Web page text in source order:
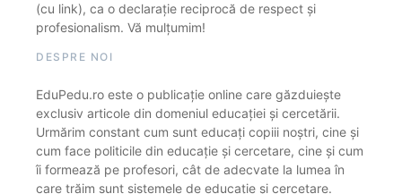
(cu link), ca o declarație reciprocă de respect și
profesionalism. Vă mulțumim!
DESPRE NOI
EduPedu.ro este o publicație online care găzduiește
exclusiv articole din domeniul educației și cercetării.
Urmărim constant cum sunt educați copiii noștri, cine și
cum face politicile din educație și cercetare, cine și cum
îi formează pe profesori, cât de adecvate la lumea în
care trăim sunt sistemele de educație și cercetare.